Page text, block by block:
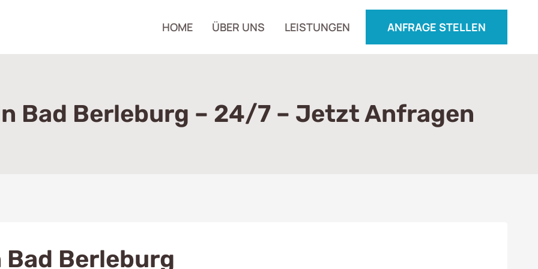
HOME ÜBER UNS LEISTUNGEN ANFRAGE STELLEN
Bad Berleburg – 24/7 – Jetzt Anfragen
Berleburg